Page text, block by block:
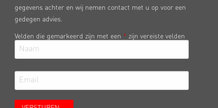
gegevens achter en wij nemen contact met u op voor een
gedegen advies.
Velden die gemarkeerd zijn met een * zijn vereiste velden